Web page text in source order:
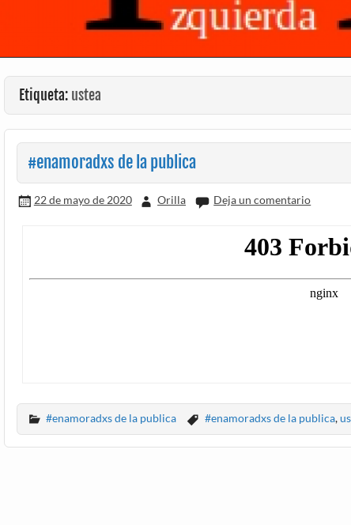
Etiqueta: ustea
#enamoradxs de la publica
22 de mayo de 2020 Orilla Deja un comentario
#enamoradxs de la publica #enamoradxs de la publica,